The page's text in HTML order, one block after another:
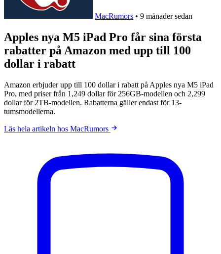
MacRumors • 9 månader sedan
Apples nya M5 iPad Pro får sina första
rabatter på Amazon med upp till 100
dollar i rabatt
Amazon erbjuder upp till 100 dollar i rabatt på Apples nya M5 iPad
Pro, med priser från 1,249 dollar för 256GB-modellen och 2,299
dollar för 2TB-modellen. Rabatterna gäller endast för 13-
tumsmodellerna.
Läs hela artikeln hos MacRumors